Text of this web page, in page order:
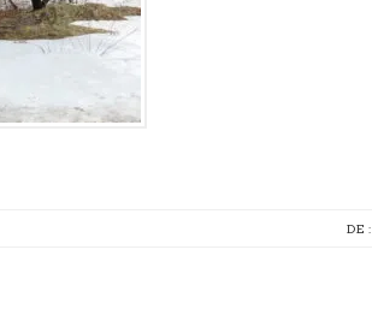
DE :